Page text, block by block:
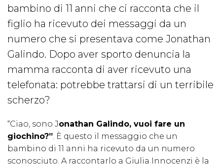
bambino di 11 anni che ci racconta che il
figlio ha ricevuto dei messaggi da un
numero che si presentava come Jonathan
Galindo. Dopo aver sporto denuncia la
mamma racconta di aver ricevuto una
telefonata: potrebbe trattarsi di un terribile
scherzo?
“Ciao, sono Jonathan Galindo, vuoi fare un
giochino?”. È questo il messaggio che un
bambino di 11 anni ha ricevuto da un numero
sconosciuto. A raccontarlo a Giulia Innocenzi è la